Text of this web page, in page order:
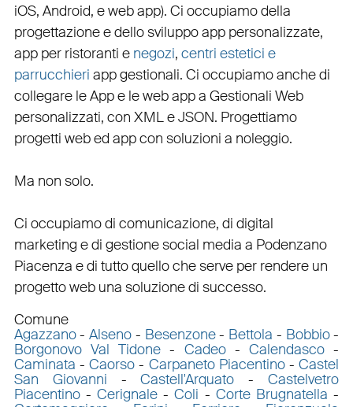
iOS, Android, eweb app). Ci occupiamo della
progettazionee dellosviluppo app personalizzate,
app per ristoranti e negozi, centri estetici e
parrucchieri app gestionali. Ci occupiamo anche di
collegareleAppe leweb appa Gestionali Web
personalizzati, con XMLeJSON. Progettiamo
progetti webed appcon soluzioni a noleggio.
Ma non solo.
Ci occupiamo di comunicazione, di digital
marketing e di gestione social media a Podenzano
Piacenza e di tutto quello che serve per rendere un
progetto web una soluzione di successo.
Comune
Agazzano-Alseno - Besenzone- Bettola - Bobbio-
Borgonovo Val Tidone - Cadeo-Calendasco -
Caminata -Caorso - Carpaneto Piacentino-Castel
San Giovanni -Castell'Arquato -Castelvetro
Piacentino-Cerignale -Coli - Corte Brugnatella -